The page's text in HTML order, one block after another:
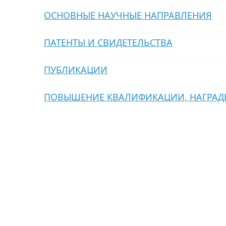
ОСНОВНЫЕ НАУЧНЫЕ НАПРАВЛЕНИЯ
ПАТЕНТЫ И СВИДЕТЕЛЬСТВА
ПУБЛИКАЦИИ
ПОВЫШЕНИЕ КВАЛИФИКАЦИИ,